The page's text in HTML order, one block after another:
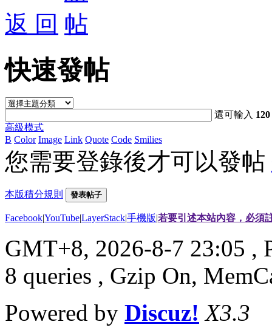
返 回
快速發帖
還可輸入 120
高級模式
B Color Image Link Quote Code Smilies
您需要登錄後才可以發帖
本版積分規則 發表帖子
Facebook|YouTube|LayerStack|手機版|若要引述本站內容，必須
GMT+8, 2026-8-7 23:05 ,
8 queries , Gzip On,
Powered by Discuz! X3.3